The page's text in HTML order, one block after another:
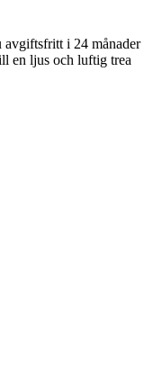
avgiftsfritt i 24 månader
en ljus och luftig trea